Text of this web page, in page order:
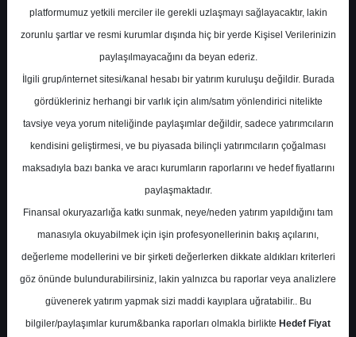
Yapı Kredi Yatırım UNLU için hedef
fiyatını 18.5 TL olarak korudu, tavsiyesini
TUT olarak korudu.
Ünlü Yatırım Holding 4Ç25 döneminde 1
milyon TL net kâr açıklamıştır. 4Ç24
döneminde 144 milyon TL net kâr elde
edilmişti. Beklenti 3 milyon TL net kâr
yönündeydi. 2025 yılının tamamında ise
şirket 206 milyon TL net zarar açıklamıştır.
platformumuz yetkili merciler ile gerekli uzlaşmayı sağlayacaktır, lakin
zorunlu şartlar ve resmi kurumlar dışında hiç bir yerde Kişisel Verilerinizin
paylaşılmayacağını da beyan ederiz.
İlgili grup/internet sitesi/kanal hesabı bir yatırım kuruluşu değildir. Burada
gördükleriniz herhangi bir varlık için alım/satım yönlendirici nitelikte
tavsiye veya yorum niteliğinde paylaşımlar değildir, sadece yatırımcıların
kendisini geliştirmesi, ve bu piyasada bilinçli yatırımcıların çoğalması
maksadıyla bazı banka ve aracı kurumların raporlarını ve hedef fiyatlarını
paylaşmaktadır.
Finansal okuryazarlığa katkı sunmak, neye/neden yatırım yapıldığını tam
manasıyla okuyabilmek için işin profesyonellerinin bakış açılarını,
değerleme modellerini ve bir şirketi değerlerken dikkate aldıkları kriterleri
göz önünde bulundurabilirsiniz, lakin yalnızca bu raporlar veya analizlere
güvenerek yatırım yapmak sizi maddi kayıplara uğratabilir.. Bu
bilgiler/paylaşımlar kurum&banka raporları olmakla birlikte Hedef Fiyat